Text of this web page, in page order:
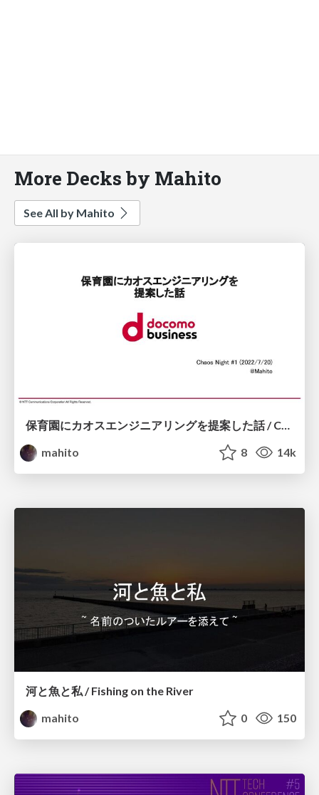
More Decks by Mahito
See All by Mahito
保育園にカオスエンジニアリングを提案した話 / Chaos Night #1
mahito
8 14k
河と魚と私 / Fishing on the River
mahito
0 150